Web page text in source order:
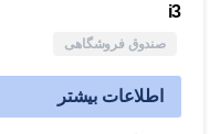
i3
صندوق فروشگاهی
اطلاعات بیشتر